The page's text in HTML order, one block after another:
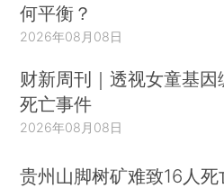
何平衡？
2026年08月08日
财新周刊｜透视女童基因
死亡事件
2026年08月08日
贵州山脚树矿难致16人死